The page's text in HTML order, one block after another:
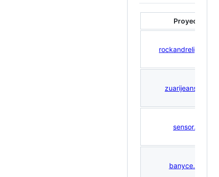
Proyecto
rockandreligion.pe
zuarijeans.com
sensor.pe
banyce.com